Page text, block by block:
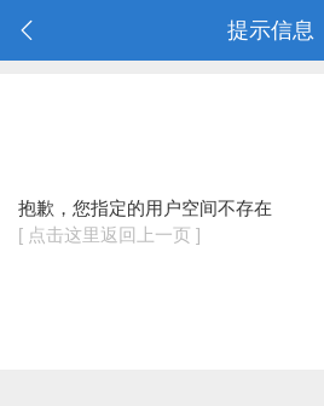
提示信息
抱歉，您指定的用户空间不存在
[ 点击这里返回上一页 ]